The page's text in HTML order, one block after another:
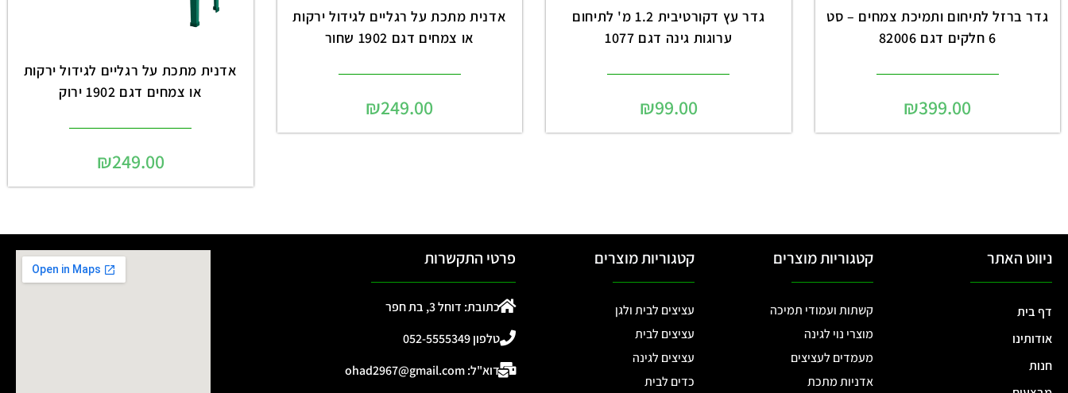
גדר ברזל לתיחום ותמיכת צמחים – סט
6 חלקים דגם 82006
₪399.00
גדר עץ דקורטיבית 1.2 מ' לתיחום
ערוגות גינה דגם 1077
₪99.00
אדנית מתכת על רגליים לגידול ירקות
או צמחים דגם 1902 שחור
₪249.00
אדנית מתכת על רגליים לגידול ירקות
או צמחים דגם 1902 ירוק
₪249.00
ניווט האתר
דף בית
אודותינו
חנות
קטגוריות מוצרים
קשתות ועמודי תמיכה
מוצרי נוי לגינה
מעמדים לעציצים
אדניות מתכת
קטגוריות מוצרים
עציצים לבית ולגן
עציצים לבית
עציצים לגינה
כדים לבית
פרטי התקשרות
כתובת: דוחל 3, בת חפר
טלפון 052-5555349
דוא"ל: ohad2967@gmail.com